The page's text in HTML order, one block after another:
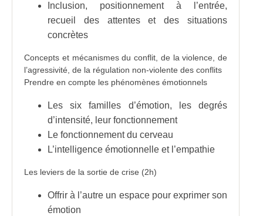
Inclusion, positionnement à l’entrée,
recueil des attentes et des situations
concrètes
Concepts et mécanismes du conflit, de la violence, de
l’agressivité, de la régulation non-violente des conflits
Prendre en compte les phénomènes émotionnels
Les six familles d’émotion, les degrés
d’intensité, leur fonctionnement
Le fonctionnement du cerveau
L’intelligence émotionnelle et l’empathie
Les leviers de la sortie de crise (2h)
Offrir à l’autre un espace pour exprimer son
émotion